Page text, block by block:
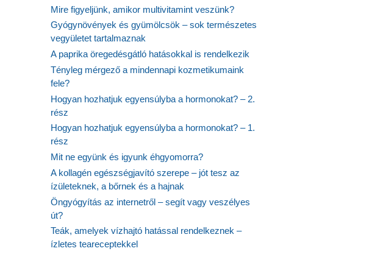
Mire figyeljünk, amikor multivitamint veszünk?
Gyógynövények és gyümölcsök – sok természetes
vegyületet tartalmaznak
A paprika öregedésgátló hatásokkal is rendelkezik
Tényleg mérgező a mindennapi kozmetikumaink
fele?
Hogyan hozhatjuk egyensúlyba a hormonokat? – 2.
rész
Hogyan hozhatjuk egyensúlyba a hormonokat? – 1.
rész
Mit ne együnk és igyunk éhgyomorra?
A kollagén egészségjavító szerepe – jót tesz az
ízületeknek, a bőrnek és a hajnak
Öngyógyítás az internetről – segít vagy veszélyes
út?
Teák, amelyek vízhajtó hatással rendelkeznek –
ízletes teareceptekkel